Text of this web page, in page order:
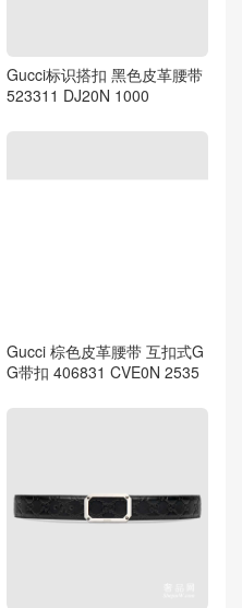
Gucci标识搭扣 黑色皮革腰带
523311 DJ20N 1000
Gucci 棕色皮革腰带 互扣式G
G带扣 406831 CVE0N 2535